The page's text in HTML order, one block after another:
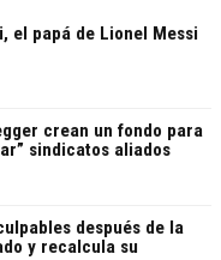
el papá de Lionel Messi
crean un fondo para
sindicatos aliados
después de la
y recalcula su